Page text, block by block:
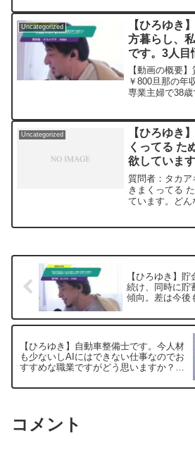
の政党だった
か？またひろ
Uncategorized
【ひろゆき
方暮らし、
です。3人目
でも大丈夫
ろゆき切り
【動画の概要
￥800旦那の年
専業主婦で38
れ。Leffe
動画で...
Uncategorized
【ひろゆき
くってる た
欲していま
ますかー
20240314
質問者：タカ
きまくってる
ています。どん
られた質問に
てみました。過
な？と気になっ
https://hiroyuki-
多くの質問を
ドしていきます
て頂けたら、
をよろしくお
【ひろゆき】
続け、同時に貯
傾向。差は今後
【ひろゆき】自動車整備士です。今人材
も少ないしAIにはできない仕事なのでお
すすめな職業ですがどう思いますか？
コメント